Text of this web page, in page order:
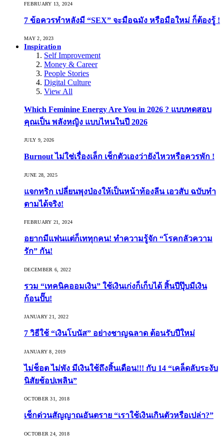
FEBRUARY 13, 2024
7 ข้อควรทำหลังมี “SEX” จะมือฉมัง หรือมือใหม่ ก็ต้องรู้ !
MAY 2, 2023
Inspiration
Self Improvement
Money & Career
People Stories
Digital Culture
View All
Which Feminine Energy Are You in 2026 ? แบบทดสอบ
คุณเป็น พลังหญิง แบบไหนในปี 2026
JULY 9, 2026
Burnout ไม่ใช่เรื่องเล็ก เช็กตัวเองว่ายังไหวหรือควรพัก !
JUNE 28, 2025
แจกทริก เปลี่ยนพุงป่องให้เป็นหน้าท้องลีน เอวสับ ฉบับทำ
ตามได้จริง!
FEBRUARY 21, 2024
อยากมีแฟนแต่ก็เททุกคน! ทำความรู้จัก “โรคกลัวความ
รัก” กัน!
DECEMBER 6, 2022
รวม “เทคนิคออมเงิน” ใช้เงินเก่งก็เก็บได้ สิ้นปีปุ๊บมีเงิน
ก้อนปั๊บ!
JANUARY 21, 2022
7 วิธีใช้ “เงินโบนัส” อย่างชาญฉลาด ต้อนรับปีใหม่
JANUARY 8, 2019
ไม่ช็อต ไม่พัง มีเงินใช้ถึงสิ้นเดือน!!! กับ 14 “เคล็ดลับระงับ
นิสัยช้อปเพลิน”
OCTOBER 31, 2018
เช็กด่วนสัญญาณอันตราย “เราใช้เงินเกินตัวหรือเปล่า?”
OCTOBER 24, 2018